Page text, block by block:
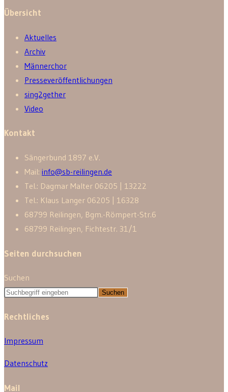
Übersicht
Aktuelles
Archiv
Männerchor
Presseveröffentlichungen
sing2gether
Video
Kontakt
Sänger­bund 1897 e.V.
Mail: info@sb-reilingen.de
Tel.: Dagmar Malter 06205 | 13222
Tel.: Klaus Langer 06205 | 16328
68799 Reilingen, Bgm.-Römpert-Str.6
68799 Reilingen, Fichtestr. 31/1
Seiten durchsuchen
Suchen
Suchen
Rechtliches
Impressum
Datenschutz
Mail